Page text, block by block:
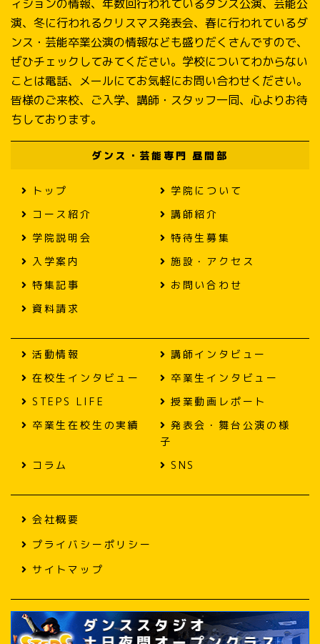
ィションの情報、年数回行われているダンス公演、芸能公
演、冬に行われるクリスマス発表会、春に行われているダ
ンス・芸能卒業公演の情報なども盛りだくさんですので、
ぜひチェックしてみてください。学校についてわからない
ことは電話、メールにてお気軽にお問い合わせください。
皆様のご来校、ご入学、講師・スタッフ一同、心よりお待
ちしております。
ダンス・芸能専門 昼間部
トップ
学院について
コース紹介
講師紹介
学院説明会
特待生募集
入学案内
施設・アクセス
特集記事
お問い合わせ
資料請求
活動情報
講師インタビュー
在校生インタビュー
卒業生インタビュー
STEPS LIFE
授業動画レポート
卒業生在校生の実績
発表会・舞台公演の様
子
コラム
SNS
会社概要
プライバシーポリシー
サイトマップ